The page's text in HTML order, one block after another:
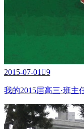
2015-07-01 9
我的2015届高三·班主